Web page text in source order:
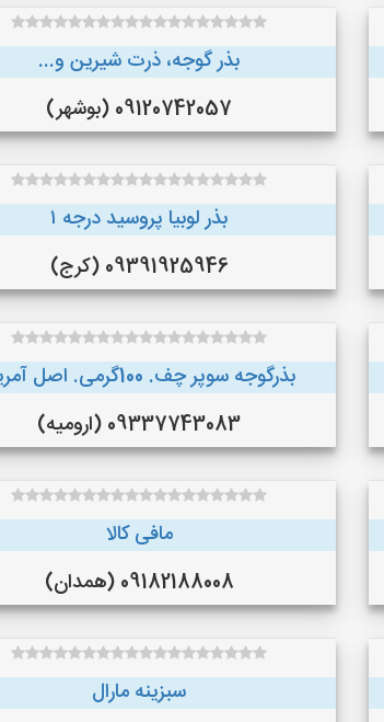
بذر گوجه، ذرت شیرین و...
09120742057 (بوشهر)
بذر لوبیا پروسید درجه ۱
09391925946 (کرج)
بذرگوجه‌ سوپر چف. 100گرمی. اصل آمریکا
09337743083 (ارومیه)
مافی کالا
09182188008 (همدان)
سبزینه مارال